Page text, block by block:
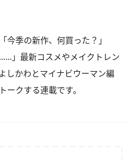
今季の新作、何買った？」
」最新コスメやメイクトレン
しかわとマイナビウーマン編
クする連載です。